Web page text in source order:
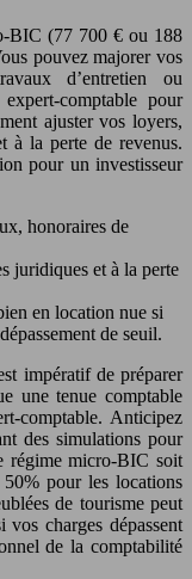
BIC (77 700 € ou 188
pouvez majorer vos
d’entretien ou
comptable pour
ajuster vos loyers,
à la perte de revenus.
pour un investisseur
honoraires de
juridiques et à la perte
en location nue si
de seuil.
impératif de préparer
une tenue comptable
comptable. Anticipez
des simulations pour
régime micro-BIC soit
pour les locations
de tourisme peut
charges dépassent
de la comptabilité